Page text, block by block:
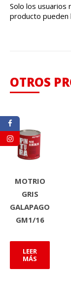
Solo los
producto pueden
OTROS
MOTRIO
GRIS
GALAPAGO
GM1/16
LEER
MÁS